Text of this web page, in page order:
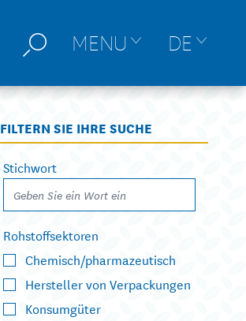
MENU DE
FILTERN SIE IHRE SUCHE
Stichwort
Rohstoffsektoren
Chemisch/pharmazeutisch
Hersteller von Verpackungen
Konsumgüter